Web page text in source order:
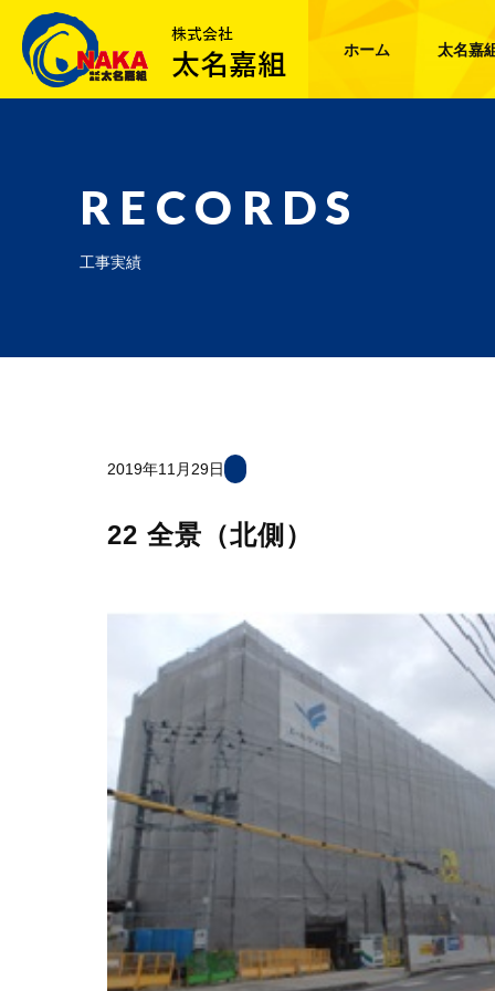
ホーム 太名嘉
RECORDS
工事実績
2019年11月29日
22 全景（北側）